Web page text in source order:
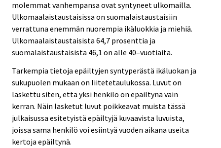
molemmat vanhempansa ovat syntyneet ulkomailla.
Ulkomaalaistaustaisissa on suomalaistaustaisiin
verrattuna enemmän nuorempia ikäluokkia ja miehiä.
Ulkomaalaistaustaisista 64,7 prosenttia ja
suomalaistaustaisista 46,1 on alle 40–vuotiaita.
Tarkempia tietoja epäiltyjen syntyperästä ikäluokan ja
sukupuolen mukaan on liitetetaulukossa. Luvut on
laskettu siten, että yksi henkilö on epäiltynä vain
kerran. Näin lasketut luvut poikkeavat muista tässä
julkaisussa esitetyistä epäiltyjä kuvaavista luvuista,
joissa sama henkilö voi esiintyä vuoden aikana useita
kertoja epäiltynä.